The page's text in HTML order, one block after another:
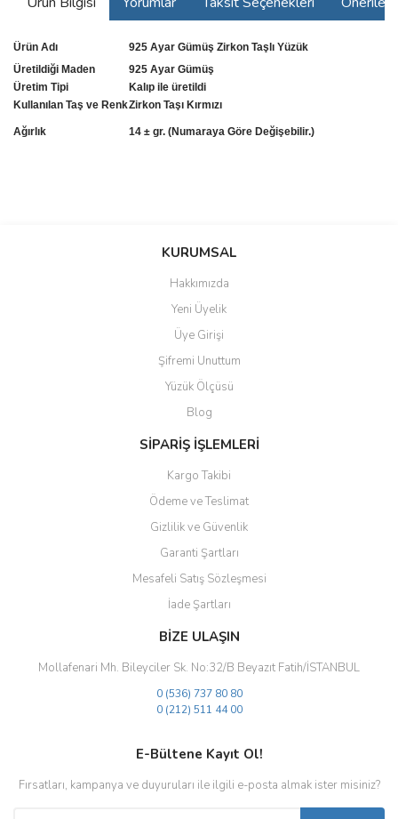
Ürün Adı
925 Ayar Gümüş Zirkon Taşlı Yüzük
Üretildiği Maden
925 Ayar Gümüş
Üretim Tipi
Kalıp ile üretildi
Kullanılan Taş ve RenkZirkon Taşı Kırmızı
Ağırlık 14 ± gr. (Numaraya Göre Değişebilir.)
Bu ürüne ilk yorumu siz yapın!
Yorum Yaz
Ürün resmi kalitesiz, bozuk veya görüntülenemiyor.
Ürün açıklamasında eksik bilgiler bulunuyor.
Ürün bilgilerinde hatalar bulunuyor.
Ürün fiyatı diğer sitelerden daha pahalı.
Bu ürüne benzer farklı alternatifler olmalı.
Gönder
KURUMSAL
Hakkımızda
Yeni Üyelik
Üye Girişi
Şifremi Unuttum
Yüzük Ölçüsü
Blog
SİPARİŞ İŞLEMLERİ
Kargo Takibi
Ödeme ve Teslimat
Gizlilik ve Güvenlik
Garanti Şartları
Mesafeli Satış Sözleşmesi
İade Şartları
BİZE ULAŞIN
Mollafenari Mh. Bileyciler Sk. No:32/B Beyazıt Fatih/İSTANBUL
0 (536) 737 80 80
0 (212) 511 44 00
E-Bültene Kayıt Ol!
Fırsatları, kampanya ve duyuruları ile ilgili e-posta almak ister misiniz?